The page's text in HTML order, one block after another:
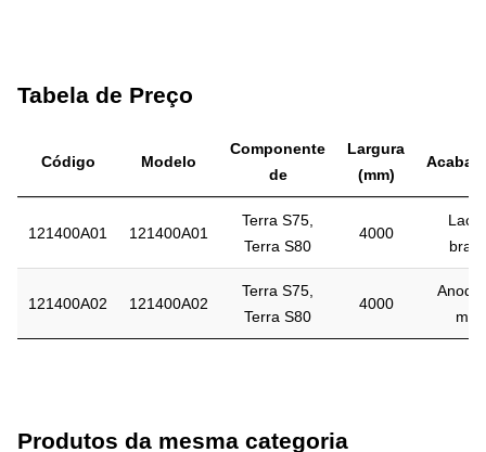
Tabela de Preço
Código Modelo
Componente
de
Largura
(mm)
121400A01 121400A01
Terra S75,
Terra S80
4000
121400A02 121400A02
Terra S75,
Terra S80
4000
Produtos da mesma categoria